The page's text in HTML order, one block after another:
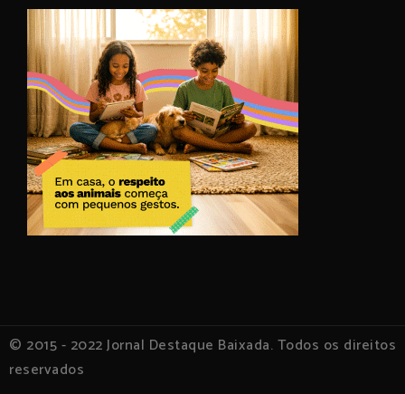
© 2015 - 2022 Jornal Destaque Baixada. Todos os direitos
reservados